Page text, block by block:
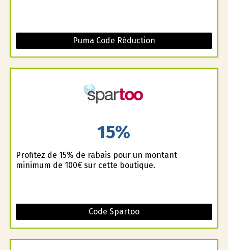
Puma Code Réduction
15%
Profitez de 15% de rabais pour un montant
minimum de 100€ sur cette boutique.
Code Spartoo